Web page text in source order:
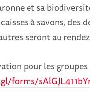
et sa
à savons, des
seront au
pour les
forms/